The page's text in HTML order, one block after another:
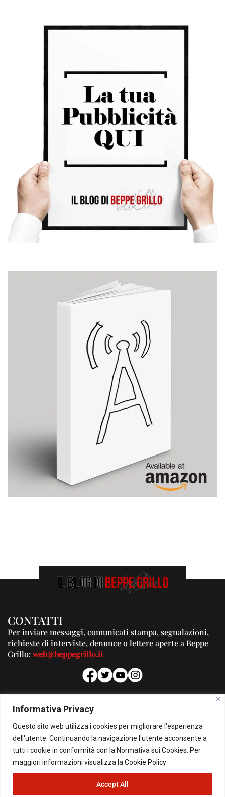
Informativa Privacy
Questo sito web utilizza i cookies per migliorare l'esperienza
dell'utente. Continuando la navigazione l'utente acconsente a
tutti i cookie in conformità con la Normativa sui Cookies. Per
maggiori informazioni visualizza la Cookie Policy
Accept All
CONTATTI
Per inviare messaggi, comunicati stampa, segnalazioni,
richieste di interviste, denunce o lettere aperte a Beppe
Grillo:web@beppegrillo.it
PUBBLICITA'
Per la tua pubblicità su questo Blog:
pubblicita@beppegrillo.it
© Copyright 2026 - Il Blog di Beppe Grillo. All Rights Reserved - Powered by